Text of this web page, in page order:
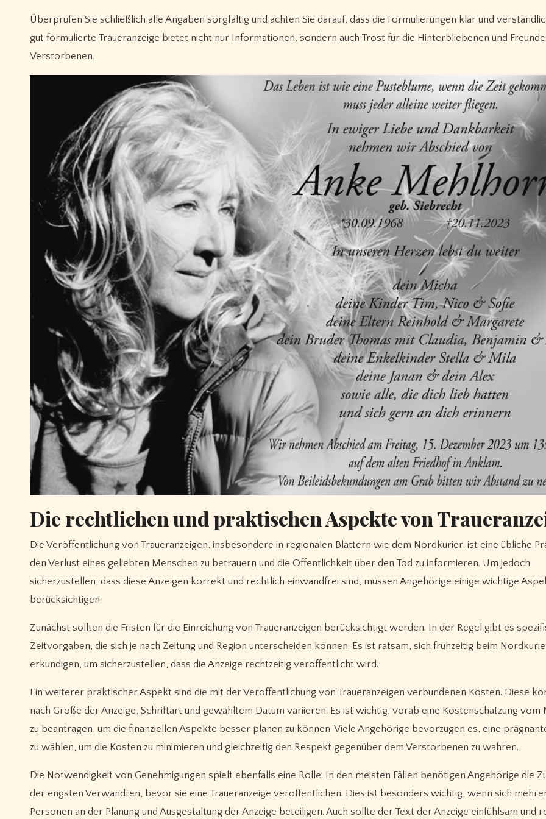
Überprüfen Sie schließlich alle Angaben sorgfältig und achten Sie darauf, dass die Formulierungen klar und
gut formulierte Traueranzeige bietet nicht nur Informationen, sondern auch Trost für die Hinterbliebenen und
Verstorbenen.
Die rechtlichen und praktischen Aspekte von
Die Veröffentlichung von Traueranzeigen, insbesondere in regionalen Blättern wie dem Nordkurier, ist eine übliche
den Verlust eines geliebten Menschen zu betrauern und die Öffentlichkeit über den Tod zu informieren. Um jedoch
sicherzustellen, dass diese Anzeigen korrekt und rechtlich einwandfrei sind, müssen Angehörige einige wichtige
berücksichtigen.
Zunächst sollten die Fristen für die Einreichung von Traueranzeigen berücksichtigt werden. In der Regel gibt es
Zeitvorgaben, die sich je nach Zeitung und Region unterscheiden können. Es ist ratsam, sich frühzeitig beim
erkundigen, um sicherzustellen, dass die Anzeige rechtzeitig veröffentlicht wird.
Ein weiterer praktischer Aspekt sind die mit der Veröffentlichung von Traueranzeigen verbundenen Kosten. Diese
nach Größe der Anzeige, Schriftart und gewähltem Datum variieren. Es ist wichtig, vorab eine Kostenschätzung vom
zu beantragen, um die finanziellen Aspekte besser planen zu können. Viele Angehörige bevorzugen es, eine
zu wählen, um die Kosten zu minimieren und gleichzeitig den Respekt gegenüber dem Verstorbenen zu wahren.
Die Notwendigkeit von Genehmigungen spielt ebenfalls eine Rolle. In den meisten Fällen benötigen Angehörige die
der engsten Verwandten, bevor sie eine Traueranzeige veröffentlichen. Dies ist besonders wichtig, wenn sich
Personen an der Planung und Ausgestaltung der Anzeige beteiligen. Auch sollte der Text der Anzeige einfühlsam und